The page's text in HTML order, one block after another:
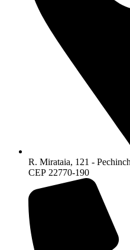
R. Mirataia, 121 -
CEP 22770-190